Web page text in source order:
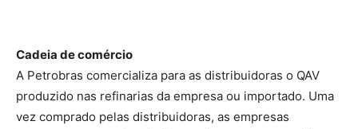
Cadeia de comércio
A Petrobras comercializa para as distribuidoras o QAV
produzido nas refinarias da empresa ou importado. Uma
vez comprado pelas distribuidoras, as empresas